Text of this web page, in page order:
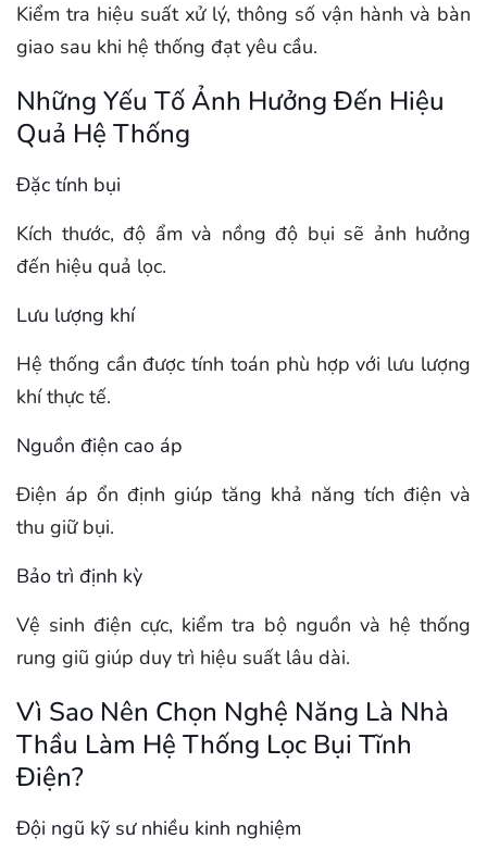
Kiểm tra hiệu suất xử lý, thông số vận hành và bàn
giao sau khi hệ thống đạt yêu cầu.
Những Yếu Tố Ảnh Hưởng Đến Hiệu
Quả Hệ Thống
Đặc tính bụi
Kích thước, độ ẩm và nồng độ bụi sẽ ảnh hưởng
đến hiệu quả lọc.
Lưu lượng khí
Hệ thống cần được tính toán phù hợp với lưu lượng
khí thực tế.
Nguồn điện cao áp
Điện áp ổn định giúp tăng khả năng tích điện và
thu giữ bụi.
Bảo trì định kỳ
Vệ sinh điện cực, kiểm tra bộ nguồn và hệ thống
rung giũ giúp duy trì hiệu suất lâu dài.
Vì Sao Nên Chọn Nghệ Năng Là Nhà
Thầu Làm Hệ Thống Lọc Bụi Tĩnh
Điện?
Đội ngũ kỹ sư nhiều kinh nghiệm